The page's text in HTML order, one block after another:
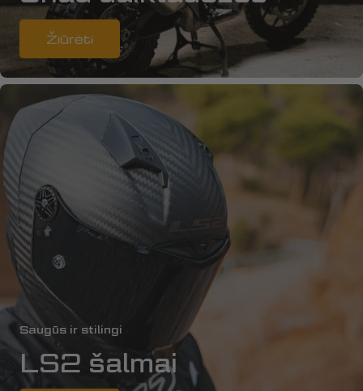
Žiūrėti
Saugūs ir stilingi
LS2 šalmai